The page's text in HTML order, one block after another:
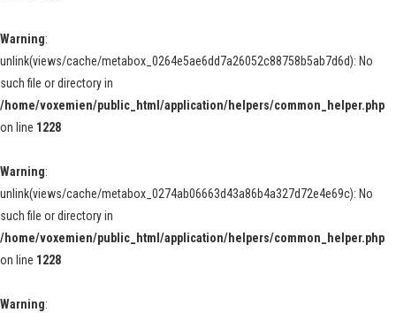
Warning:
unlink(views/cache/metabox_0264e5ae6dd7a26052c88758b5ab7d6d): No
such file or directory in
/home/voxemien/public_html/application/helpers/common_helper.php
on line 1228
Warning:
unlink(views/cache/metabox_0274ab06663d43a86b4a327d72e4e69c): No
such file or directory in
/home/voxemien/public_html/application/helpers/common_helper.php
on line 1228
Warning: